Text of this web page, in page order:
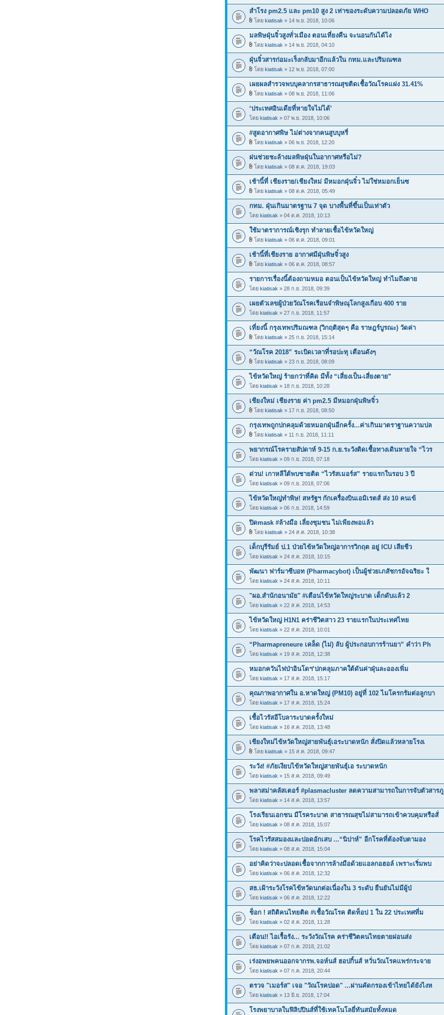
สำโรง pm2.5 และ pm10 สูง 2 เท่าของระดับความปลอดภัย WHO
โดย kiatisak » 14 พ.ย. 2018, 10:06
มลพิษฝุ่นจิ๋วสูงทั่วเมือง ตอนเที่ยงคืน จะนอนกันได้ไง
โดย kiatisak » 14 พ.ย. 2018, 04:10
ฝุ่นจิ๋วสารก่อมะเร็งกลับมาอีกแล้วใน กทม.และปริมณฑล
โดย kiatisak » 12 พ.ย. 2018, 07:00
เผยผลสำรวจพบบุคลากรสาธารณสุขติดเชื้อวัณโรคแฝง 31.41%
โดย kiatisak » 08 พ.ย. 2018, 11:06
‘ประเทศอินเดียที่หายใจไม่ได้’
โดย kiatisak » 07 พ.ย. 2018, 10:06
#สูดอากาศพิษ ไม่ต่างจากคนสูบบุหรี่
โดย kiatisak » 06 พ.ย. 2018, 12:20
ฝนช่วยชะล้างมลพิษฝุ่นในอากาศหรือไม่?
โดย kiatisak » 08 ต.ค. 2018, 19:03
เช้านี้ที่ เชียงราย/เชียงใหม่ มีหมอกฝุ่นจิ๋ว ไม่ใช่หมอกเย็นซ
โดย kiatisak » 08 ต.ค. 2018, 05:49
กทม. ฝุ่นเกินมาตรฐาน 7 จุด บางพื้นที่ขึ้นเป็นเท่าตัว
โดย kiatisak » 04 ต.ค. 2018, 10:13
ใช้มาตราการณ์เชิงรุก ทำลายเชื้อไข้หวัดใหญ่
โดย kiatisak » 06 ต.ค. 2018, 09:01
เช้านี้ที่เชียงราย อากาศมีฝุ่นพิษจิ๋วสูง
โดย kiatisak » 06 ต.ค. 2018, 08:57
รายการเรื่องนี้ต้องถามหมอ ตอนเป็นไข้หวัดใหญ่ ทำไมถึงตาย
โดย kiatisak » 28 ก.ย. 2018, 09:39
เผยตัวเลขผู้ป่วยวัณโรคเรือนจำพิษณุโลกสูงเกือบ 400 ราย
โดย kiatisak » 27 ก.ย. 2018, 11:57
เที่ยงนี้ กรุงเทพปริมณฑล (วิกฤติสุดๆ คือ ราษฎร์บูรณะ) วัดค่า
โดย kiatisak » 25 ก.ย. 2018, 15:14
“วัณโรค 2018” ระเบิดเวลาที่รอปะทุ เตือนดังๆ
โดย kiatisak » 23 ก.ย. 2018, 08:09
ไข้หวัดใหญ่ ร้ายกว่าที่คิด มีทั้ง “เสี่ยงเป็น-เสี่ยงตาย”
โดย kiatisak » 18 ก.ย. 2018, 10:28
เชียงใหม่ เชียงราย ค่า pm2.5 มีหมอกฝุ่นพิษจิ๋ว
โดย kiatisak » 17 ก.ย. 2018, 08:50
กรุงเทพถูกปกคลุมด้วยหมอกฝุ่นอีกครั้ง...ค่าเกินมาตราฐานความปล
โดย kiatisak » 11 ก.ย. 2018, 11:11
พยากรณ์โรครายสัปดาห์ 9-15 ก.ย.ระวังติดเชื้อทางเดินหายใจ “ไวร
โดย kiatisak » 09 ก.ย. 2018, 07:18
ด่วน! เกาหลีใต้พบชายติด “ไวรัสเมอร์ส” รายแรกในรอบ 3 ปี
โดย kiatisak » 09 ก.ย. 2018, 07:06
ไข้หวัดใหญ่ทำพิษ! สหรัฐฯ กักเครื่องบินเอมิเรตส์ ส่ง 10 คนเข้
โดย kiatisak » 06 ก.ย. 2018, 14:59
ปิดmask #ล้างมือ เลี่ยงชุมชน ไม่เพียงพอแล้ว
โดย kiatisak » 24 ส.ค. 2018, 10:38
เด็กบุรีรัมย์ ป.1 ป่วยไข้หวัดใหญ่อาการวิกฤต อยู่ ICU เสียชีว
โดย kiatisak » 24 ส.ค. 2018, 10:15
พัฒนา ฟาร์มาซีบอท (Pharmacybot) เป็นผู้ช่วยเภสัชกรอัจฉริยะ ใ
โดย kiatisak » 24 ส.ค. 2018, 10:11
"ผอ.สำนักอนามัย" #เตือนไข้หวัดใหญ่ระบาด เด็กดับแล้ว 2
โดย kiatisak » 22 ส.ค. 2018, 14:53
ไข้หวัดใหญ่ H1N1 คร่าชีวิตสาว 23 รายแรกในประเทศไทย
โดย kiatisak » 22 ส.ค. 2018, 10:01
“Pharmapreneure เคล็ด (ไม่) ลับ ผู้ประกอบการร้านยา” คำว่า Ph
โดย kiatisak » 19 ส.ค. 2018, 12:38
หมอกควันไฟป่าอินโดฯ’ปกคลุมภาคใต้ดันค่าฝุ่นละอองเพิ่ม
โดย kiatisak » 17 ส.ค. 2018, 15:17
คุณภาพอากาศใน อ.หาดใหญ่ (PM10) อยู่ที่ 102 ไมโครกรัมต่อลูกบา
โดย kiatisak » 17 ส.ค. 2018, 15:24
เชื้อไวรัสอีโบลาระบาดครั้งใหม่
โดย kiatisak » 16 ส.ค. 2018, 13:48
เชียงใหม่ไข้หวัดใหญ่สายพันธุ์เอระบาดหนัก สั่งปิดแล้วหลายโรงเ
โดย kiatisak » 15 ส.ค. 2018, 09:47
ระวัง! #ภัยเงียบไข้หวัดใหญ่สายพันธุ์เอ ระบาดหนัก
โดย kiatisak » 15 ส.ค. 2018, 09:49
พลาสม่าคลัสเตอร์ #plasmacluster ลดความสามารถในการจับตัวสารภู
โดย kiatisak » 14 ส.ค. 2018, 13:57
โรงเรียนเอกชน มีโรคระบาด สาธารณสุขไม่สามารถเข้าควบคุมหรือสั่
โดย kiatisak » 08 ส.ค. 2018, 15:07
โรคไวรัสสมองและปอดอักเสบ ...“นิปาห์” อีกโรคที่ต้องจับตามอง
โดย kiatisak » 08 ส.ค. 2018, 15:04
อย่าคิดว่าจะปลอดเชื้อจากการล้างมือด้วยแอลกอฮอล์ เพราะเริ่มพบ
โดย kiatisak » 06 ส.ค. 2018, 12:32
สธ.เฝ้าระวังโรคไข้หวัดนกต่อเนื่องใน 3 ระดับ ยืนยันไม่มีผู้ป่
โดย kiatisak » 06 ส.ค. 2018, 12:22
ช็อก ! สถิติคนไทยติด #เชื้อวัณโรค ติดท็อป 1 ใน 22 ประเทศที่ม
โดย kiatisak » 02 ส.ค. 2018, 11:28
เตือน!! ไอเรื้อรัง... ระวังวัณโรค คร่าชีวิตคนไทยตายผ่อนส่ง
โดย kiatisak » 07 ก.ค. 2018, 21:02
เร่งอพยพคนออกจากรพ.จอห์นส์ ฮอปกิ้นส์ หวั่นวัณโรคแพร่กระจาย
โดย kiatisak » 07 ก.ค. 2018, 20:44
ตรวจ "เมอร์ส" เจอ "วัณโรคปอด" ...ผ่านคัดกรองเข้าไทยได้ยังไงห
โดย kiatisak » 13 มิ.ย. 2018, 17:04
โรงพยาบาลในฟิลิปปินส์ที่ใช้เทคโนโลยี่ทันสมัยทั้งหมด